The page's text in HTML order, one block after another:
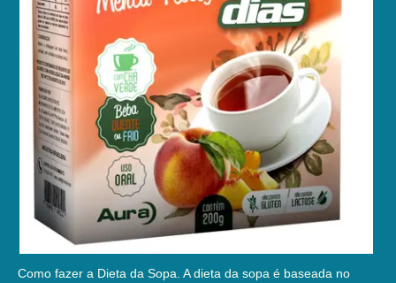
Como fazer a Dieta da Sopa. A dieta da sopa é baseada no